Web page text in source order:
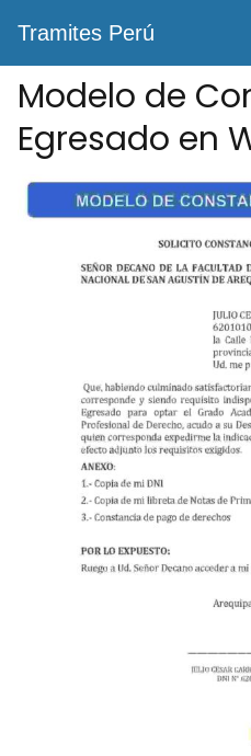
Tramites Perú
Modelo de
Egresado en